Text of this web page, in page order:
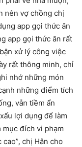
nên vợ chồng chị
app gọi thức ăn
app gọi thức ăn rất
xử lý công việc
rất thông minh, chỉ
nhớ những món
những điểm tích
vẫn tiềm ẩn
lợi dụng để làm
mục đích vi phạm
chị Hân cho